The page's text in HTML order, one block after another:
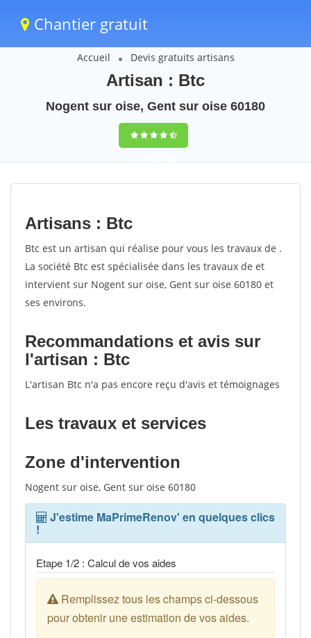
Chantier gratuit
Accueil Devis gratuits artisans
Artisan : Btc
Nogent sur oise, Gent sur oise 60180
9,5(100%)82
votes
Artisans : Btc
Btc est un artisan qui réalise pour vous les travaux de .
La société Btc est spécialisée dans les travaux de et
intervient sur Nogent sur oise, Gent sur oise 60180 et
ses environs.
Recommandations et avis sur
l'artisan : Btc
L'artisan Btc n'a pas encore reçu d'avis et témoignages
Les travaux et services
Zone d'intervention
Nogent sur oise, Gent sur oise 60180